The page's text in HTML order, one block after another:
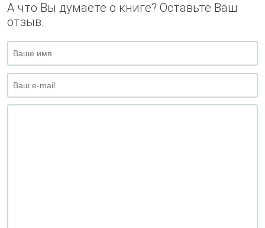
А что Вы думаете о книге? Оставьте Ваш
отзыв.